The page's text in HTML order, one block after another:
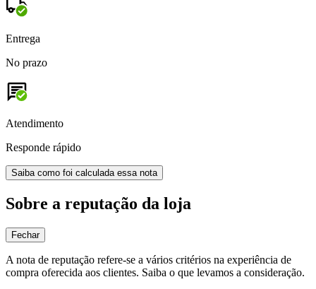
Entrega
No prazo
Atendimento
Responde rápido
Saiba como foi calculada essa nota
Sobre a reputação da loja
Fechar
A nota de reputação refere-se a vários critérios na experiência de
compra oferecida aos clientes. Saiba o que levamos a consideração.